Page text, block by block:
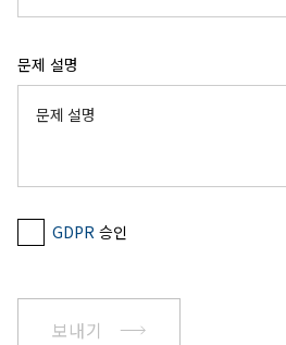
문제 설명
GDPR 승인
보내기